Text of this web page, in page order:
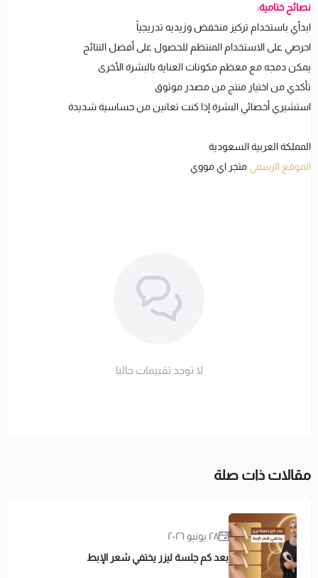
نصائح ختامية:
ابدأي باستخدام تركيز منخفض وزيديه تدريجياً
احرصي على الاستخدام المنتظم للحصول على أفضل النتائج
يمكن دمجه مع معظم مكونات العناية بالبشرة الأخرى
تأكدي من اختيار منتج من مصدر موثوق
استشيري أخصائي البشرة إذا كنت تعانين من حساسية شديدة
المملكة العربية السعودية
الموقع الرسمي متجر اي مووي
لا توجد تقييمات حاليا
مقالات ذات صلة
٢٨ يونيو ٢٠٢٦
بعد كم جلسة ليزر يختفي شعر الإبط